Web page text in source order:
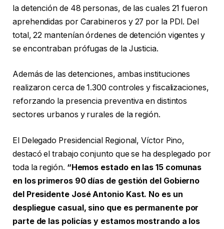
la detención de 48 personas, de las cuales 21 fueron
aprehendidas por Carabineros y 27 por la PDI. Del
total, 22 mantenían órdenes de detención vigentes y
se encontraban prófugas de la Justicia.
Además de las detenciones, ambas instituciones
realizaron cerca de 1.300 controles y fiscalizaciones,
reforzando la presencia preventiva en distintos
sectores urbanos y rurales de la región.
El Delegado Presidencial Regional, Víctor Pino,
destacó el trabajo conjunto que se ha desplegado por
toda la región. “Hemos estado en las 15 comunas
en los primeros 90 días de gestión del Gobierno
del Presidente José Antonio Kast. No es un
despliegue casual, sino que es permanente por
parte de las policías y estamos mostrando a los